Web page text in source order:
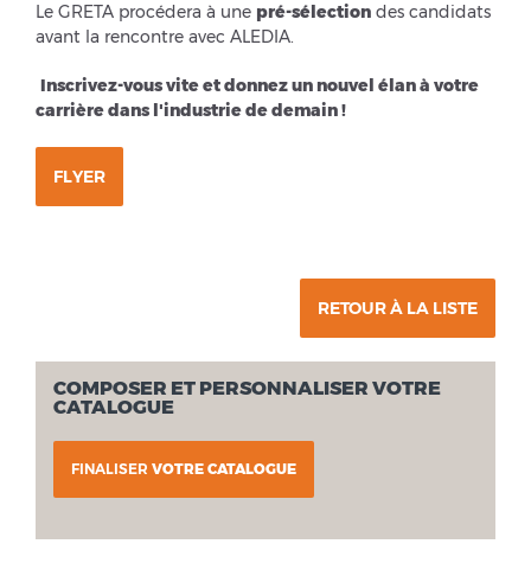
Le GRETA procédera à une pré-sélection des candidats
avant la rencontre avec ALEDIA.
Inscrivez-vous vite et donnez un nouvel élan à votre
carrière dans l'industrie de demain !
FLYER
RETOUR À LA LISTE
COMPOSER ET PERSONNALISER VOTRE
CATALOGUE
FINALISER VOTRE CATALOGUE